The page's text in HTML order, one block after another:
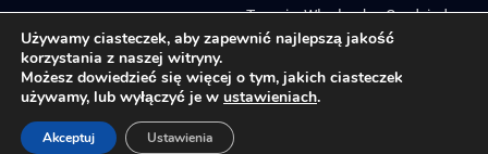
Toruniu, Włocławku, Grudziądzu
i Brodnicy. ​
Biuletyn Informacji Publicznej
Pożyczki, granty i dotacje dla firm
Regionalne inkubatory przedsiębiorczości
Używamy ciasteczek, aby zapewnić najlepszą jakość
korzystania z naszej witryny.
Możesz dowiedzieć się więcej o tym, jakich ciasteczek
używamy, lub wyłączyć je w ustawieniach.
Akceptuj Ustawienia